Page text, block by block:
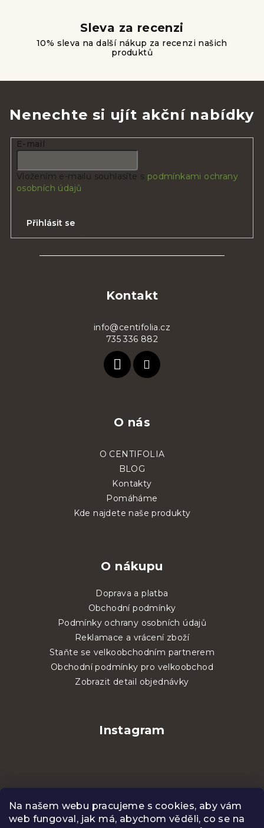
Na našem webu pracujeme s cookies, aby vám
web fungoval, jak má, abychom věděli, co se na
Sleva za recenzi
10% sleva na další nákup za recenzi našich
produktů
Nenechte si ujít akční nabídky
E-mail
Vložením e-mailu souhlasíte s podmínkami ochrany
osobních údajů
Přihlásit se
Kontakt
info@centifolia.cz
735 336 882
O nás
O CENTIFOLIA
BLOG
Kontakty
Pomáháme
Kde najdete naše produkty
O nákupu
Doprava a platba
Obchodní podmínky
Podmínky ochrany osobních údajů
Reklamace a vrácení zboží
Staňte se velkoobchodním partnerem
Obchodní podmínky pro velkoobchod
Zobrazit detail objednávky
Instagram